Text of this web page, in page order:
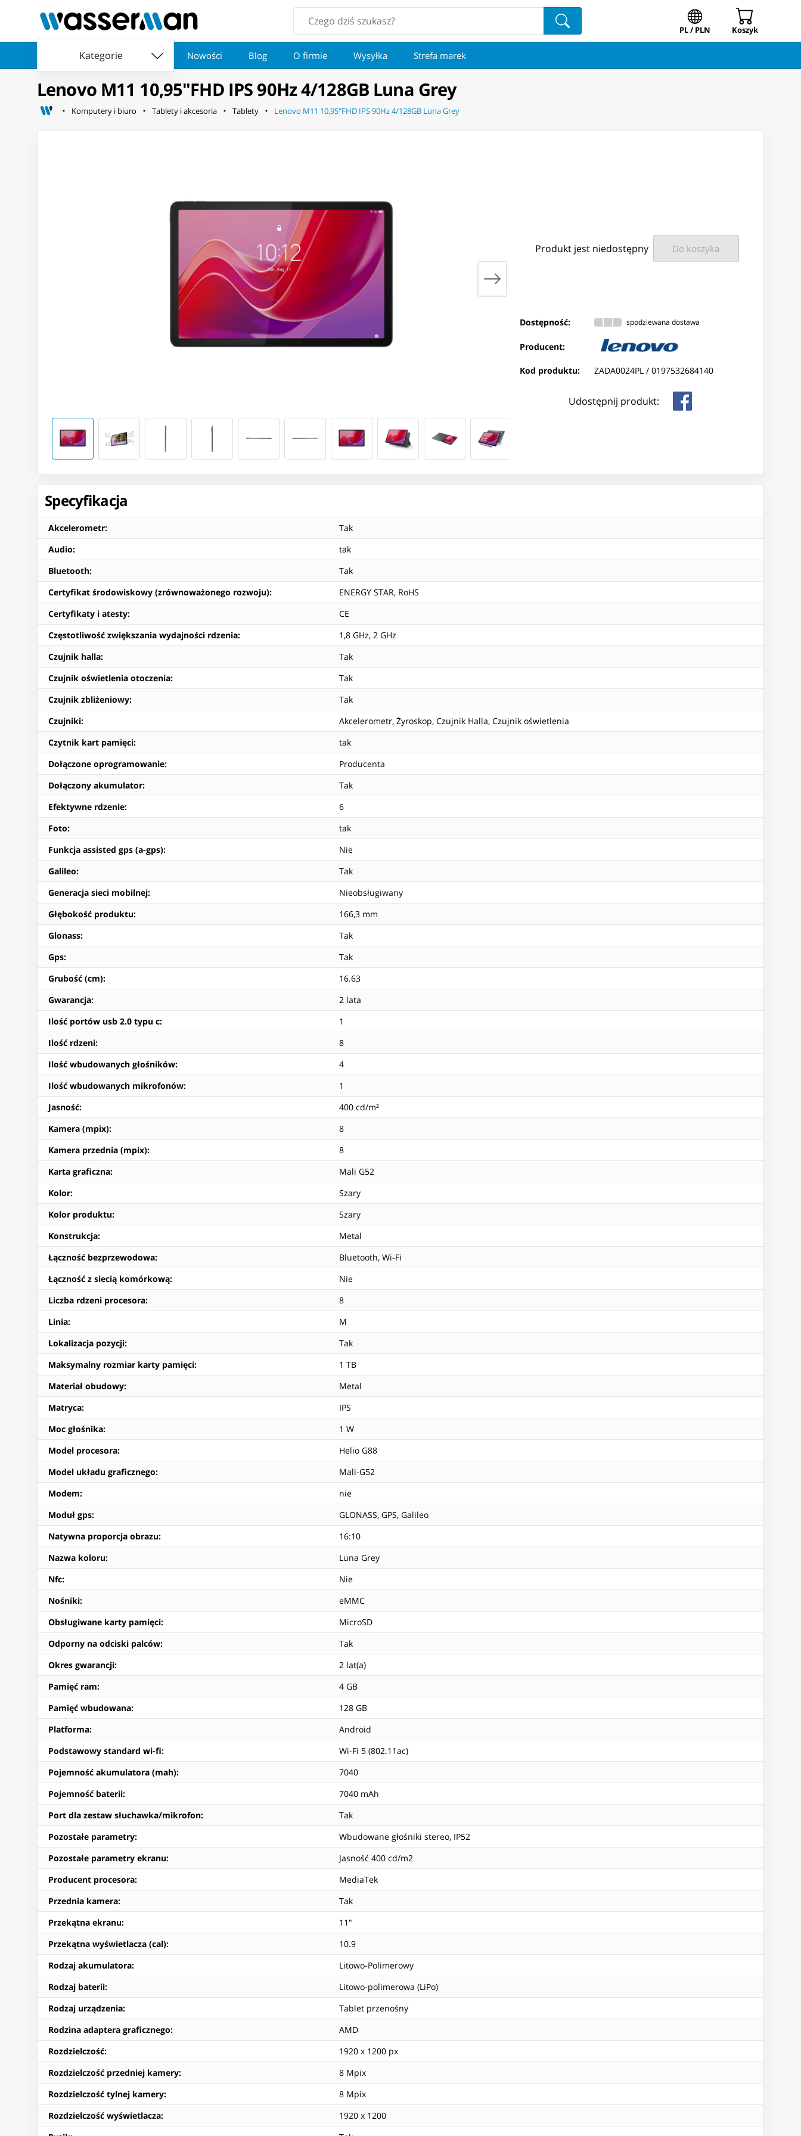
PL / PLN Koszyk
Kategorie Nowości Blog O firmie Wysyłka Strefa marek
Lenovo M11 10,95"FHD IPS 90Hz 4/128GB Luna Grey
Komputery i biuro Tablety i akcesoria Tablety Lenovo M11 10,95"FHD IPS 90Hz 4/128GB Luna Grey
Produkt jest niedostępny Do koszyka
Dostępność: spodziewana dostawa
Producent:
Kod produktu: ZADA0024PL /0197532684140
Udostępnij produkt:
Specyfikacja
Akcelerometr:
Tak
Audio:
tak
Bluetooth:
Tak
Certyfikat środowiskowy (zrównoważonego rozwoju):
ENERGY STAR, RoHS
Certyfikaty i atesty:
CE
Częstotliwość zwiększania wydajności rdzenia:
1,8 GHz, 2 GHz
Czujnik halla:
Tak
Czujnik oświetlenia otoczenia:
Tak
Czujnik zbliżeniowy:
Tak
Czujniki:
Akcelerometr, Żyroskop, Czujnik Halla, Czujnik oświetlenia
Czytnik kart pamięci:
tak
Dołączone oprogramowanie:
Producenta
Dołączony akumulator:
Tak
Efektywne rdzenie:
6
Foto:
tak
Funkcja assisted gps (a-gps):
Nie
Galileo:
Tak
Generacja sieci mobilnej:
Nieobsługiwany
Głębokość produktu:
166,3 mm
Glonass:
Tak
Gps:
Tak
Grubość (cm):
16.63
Gwarancja:
2 lata
Ilość portów usb 2.0 typu c:
1
Ilość rdzeni:
8
Ilość wbudowanych głośników:
4
Ilość wbudowanych mikrofonów:
1
Jasność:
400 cd/m²
Kamera (mpix):
8
Kamera przednia (mpix):
8
Karta graficzna:
Mali G52
Kolor:
Szary
Kolor produktu:
Szary
Konstrukcja:
Metal
Łączność bezprzewodowa:
Bluetooth, Wi-Fi
Łączność z siecią komórkową:
Nie
Liczba rdzeni procesora:
8
Linia:
M
Lokalizacja pozycji:
Tak
Maksymalny rozmiar karty pamięci:
1 TB
Materiał obudowy:
Metal
Matryca:
IPS
Moc głośnika:
1 W
Model procesora:
Helio G88
Model układu graficznego:
Mali-G52
Modem:
nie
Moduł gps:
GLONASS, GPS, Galileo
Natywna proporcja obrazu:
16:10
Nazwa koloru:
Luna Grey
Nfc:
Nie
Nośniki:
eMMC
Obsługiwane karty pamięci:
MicroSD
Odporny na odciski palców:
Tak
Okres gwarancji:
2 lat(a)
Pamięć ram:
4 GB
Pamięć wbudowana:
128 GB
Platforma:
Android
Podstawowy standard wi-fi:
Wi-Fi 5 (802.11ac)
Pojemność akumulatora (mah):
7040
Pojemność baterii:
7040 mAh
Port dla zestaw słuchawka/mikrofon:
Tak
Pozostałe parametry:
Wbudowane głośniki stereo, IP52
Pozostałe parametry ekranu:
Jasność 400 cd/m2
Producent procesora:
MediaTek
Przednia kamera:
Tak
Przekątna ekranu:
11"
Przekątna wyświetlacza (cal):
10.9
Rodzaj akumulatora:
Litowo-Polimerowy
Rodzaj baterii:
Litowo-polimerowa (LiPo)
Rodzaj urządzenia:
Tablet przenośny
Rodzina adaptera graficznego:
AMD
Rozdzielczość:
1920 x 1200 px
Rozdzielczość przedniej kamery:
8 Mpix
Rozdzielczość tylnej kamery:
8 Mpix
Rozdzielczość wyświetlacza:
1920 x 1200